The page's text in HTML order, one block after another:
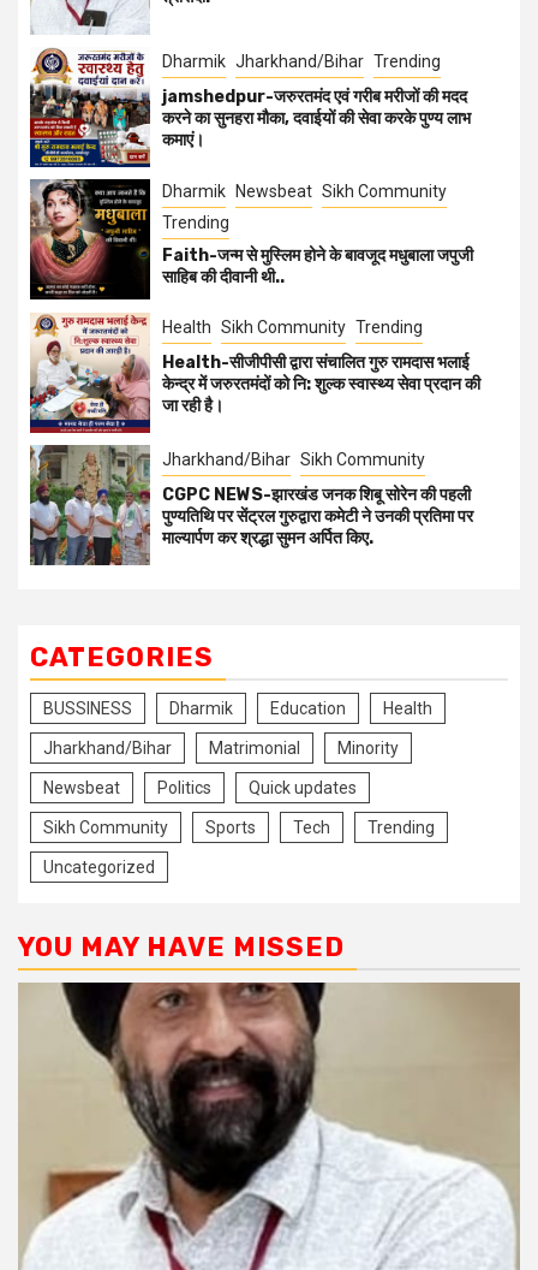
Dharmik Jharkhand/Bihar Trending
jamshedpur-जरुरतमंद एवं गरीब मरीजों की मदद
करने का सुनहरा मौका, दवाईयों की सेवा करके पुण्य लाभ
कमाएं।
Dharmik Newsbeat Sikh Community
Trending
Faith-जन्म से मुस्लिम होने के बावजूद मधुबाला जपुजी
साहिब की दीवानी थी..
Health Sikh Community Trending
Health-सीजीपीसी द्वारा संचालित गुरु रामदास भलाई
केन्द्र में जरुरतमंदों को नि: शुल्क स्वास्थ्य सेवा प्रदान की
जा रही है।
Jharkhand/Bihar Sikh Community
CGPC NEWS-झारखंड जनक शिबू सोरेन की पहली
पुण्यतिथि पर सेंट्रल गुरुद्वारा कमेटी ने उनकी प्रतिमा पर
माल्यार्पण कर श्रद्धा सुमन अर्पित किए.
CATEGORIES
BUSSINESS Dharmik Education Health
Jharkhand/Bihar Matrimonial Minority
Newsbeat Politics Quick updates
Sikh Community Sports Tech Trending
Uncategorized
YOU MAY HAVE MISSED